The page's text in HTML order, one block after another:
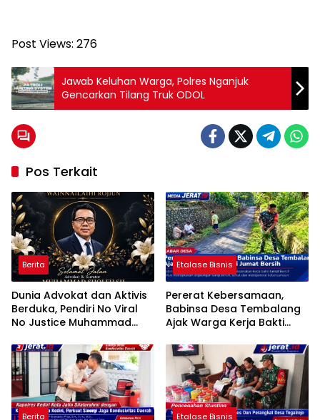
Post Views: 276
Jawab Keluhan Warga, Polres Nganjuk
Gencarkan Tilang Truk ODOL
Pos Terkait
Berita
Dunia Advokat dan Aktivis
Berduka, Pendiri No Viral
No Justice Muhammad
Etalase Bisnis
Pererat Kebersamaan,
Babinsa Desa Tembalang
Ajak Warga Kerja Bakti
Berita Etalase Bisnis